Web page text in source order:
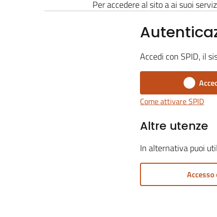
Per accedere al sito a ai suoi
Accedi con SPID, il
Come attivare SPID
Altre utenze
In alternativa puoi